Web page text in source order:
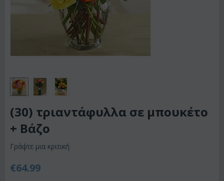
(30) τριαντάφυλλα σε μπουκέτο
+ Βάζο
Γράψτε μια κριτική
€64.99